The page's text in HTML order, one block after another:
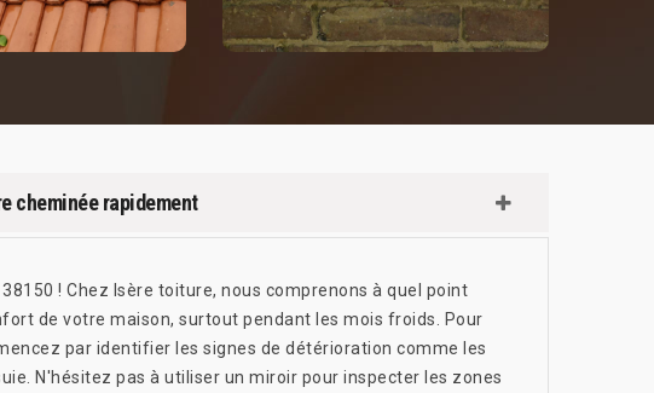
cheminée rapidement
! Chez Isère toiture, nous comprenons à quel point
de votre maison, surtout pendant les mois froids. Pour
par identifier les signes de détérioration comme les
N'hésitez pas à utiliser un miroir pour inspecter les zones